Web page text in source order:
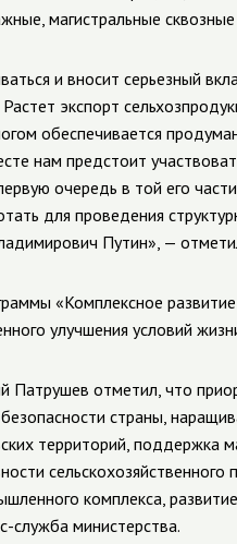
магистральные
и вносит серьезный
экспорт
обеспечивается
нам предстоит
очередь в той его
для проведения
Путин», —
«Комплексное
улучшения условий
Патрушев отметил, что
страны,
территорий, поддержка
сельскохозяйственного
комплекса,
служба министерства.